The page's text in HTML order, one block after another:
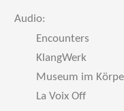
Audio:
Encounters
KlangWerk
Museum im
La Voix Off